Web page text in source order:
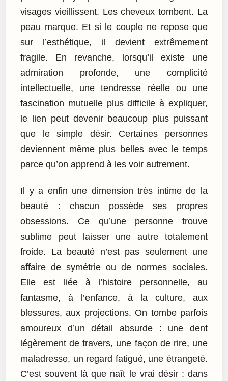
visages vieillissent. Les cheveux tombent. La
peau marque. Et si le couple ne repose que
sur l’esthétique, il devient extrêmement
fragile. En revanche, lorsqu’il existe une
admiration profonde, une complicité
intellectuelle, une tendresse réelle ou une
fascination mutuelle plus difficile à expliquer,
le lien peut devenir beaucoup plus puissant
que le simple désir. Certaines personnes
deviennent même plus belles avec le temps
parce qu’on apprend à les voir autrement.
Il y a enfin une dimension très intime de la
beauté : chacun possède ses propres
obsessions. Ce qu’une personne trouve
sublime peut laisser une autre totalement
froide. La beauté n’est pas seulement une
affaire de symétrie ou de normes sociales.
Elle est liée à l’histoire personnelle, au
fantasme, à l’enfance, à la culture, aux
blessures, aux projections. On tombe parfois
amoureux d’un détail absurde : une dent
légèrement de travers, une façon de rire, une
maladresse, un regard fatigué, une étrangeté.
C’est souvent là que naît le vrai désir : dans